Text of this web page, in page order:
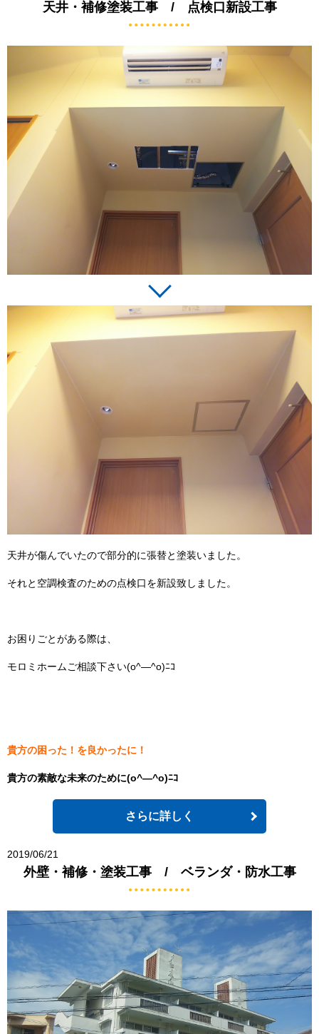
天井・補修塗装工事 / 点検口新設工事
天井が傷んでいたので部分的に張替と塗装いました。
それと空調検査のための点検口を新設致しました。
お困りごとがある際は、
モロミホームご相談下さい(o^―^o)ﾆｺ
貴方の困った！を良かったに！
貴方の素敵な未来のために(o^―^o)ﾆｺ
さらに詳しく
2019/06/21
外壁・補修・塗装工事 / ベランダ・防水工事